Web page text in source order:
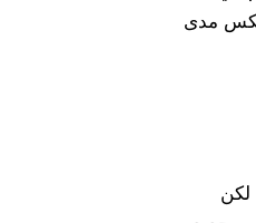
مدى
لكن